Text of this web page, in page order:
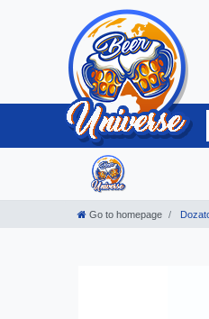
Go to homepage